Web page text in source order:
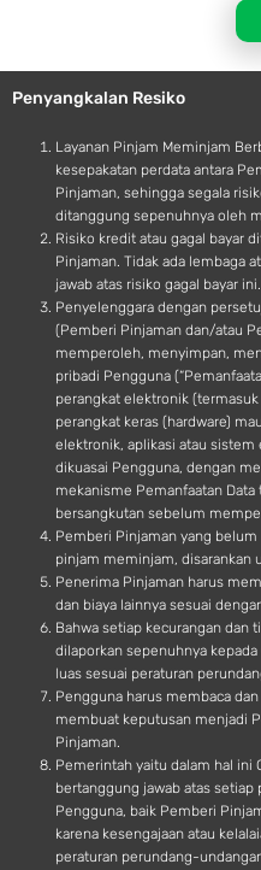
l
Penyangkalan Resiko
Layanan Pinjam Meminjam
kesepakatan perdata antara
Pinjaman, sehingga segala
ditanggung sepenuhnya oleh
Risiko kredit atau gagal bayar
Pinjaman. Tidak ada lembaga
jawab atas risiko gagal bayar ini.
Penyelenggara dengan
(Pemberi Pinjaman dan/atau
memperoleh, menyimpan,
pribadi Pengguna
perangkat elektronik
perangkat keras (hardware)
elektronik, aplikasi atau
dikuasai Pengguna, dengan
mekanisme Pemanfaatan
bersangkutan sebelum
Pemberi Pinjaman yang
pinjam meminjam, disarankan
Penerima Pinjaman harus
dan biaya lainnya sesuai
Bahwa setiap kecurangan dan
dilaporkan sepenuhnya
luas sesuai peraturan
Pengguna harus membaca
membuat keputusan menjadi
Pinjaman.
Pemerintah yaitu dalam hal ini
bertanggung jawab atas
Pengguna, baik Pemberi
karena kesengajaan atau
peraturan perundang-